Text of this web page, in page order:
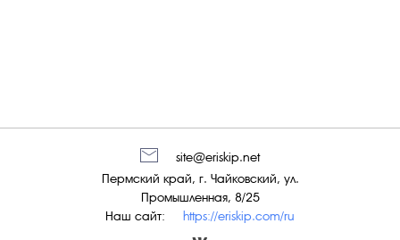
Наш сайт: https://eriskip.com/ru
Пермский край, г. Чайковский, ул.
Промышленная, 8/25
site@eriskip.net